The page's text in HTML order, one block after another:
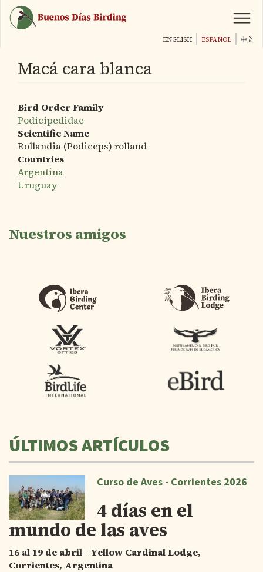
Pasar
contenido
principal
ENGLISH ESPAÑOL 中文
Macá cara blanca
Bird Order Family
Podicipedidae
Scientific Name
Rollandia (Podiceps) rolland
Countries
Argentina
Uruguay
Nuestros amigos
ÚLTIMOS ARTÍCULOS
Curso de Aves - Corrientes 2026
4 días en el
mundo de las aves
16 al 19 de abril - Yellow Cardinal Lodge,
Corrientes, Argentina